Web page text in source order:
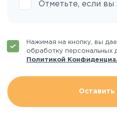
Отметьте, если вы
Нажимая на кнопку, вы
обработку персональных
Политикой
Оставить